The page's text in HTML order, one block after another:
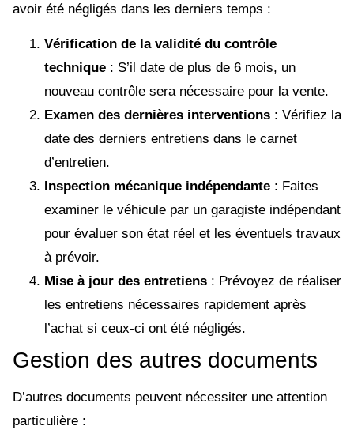
avoir été négligés dans les derniers temps :
Vérification de la validité du contrôle
technique : S’il date de plus de 6 mois, un
nouveau contrôle sera nécessaire pour la vente.
Examen des dernières interventions : Vérifiez la
date des derniers entretiens dans le carnet
d’entretien.
Inspection mécanique indépendante : Faites
examiner le véhicule par un garagiste indépendant
pour évaluer son état réel et les éventuels travaux
à prévoir.
Mise à jour des entretiens : Prévoyez de réaliser
les entretiens nécessaires rapidement après
l’achat si ceux-ci ont été négligés.
Gestion des autres documents
D’autres documents peuvent nécessiter une attention
particulière :